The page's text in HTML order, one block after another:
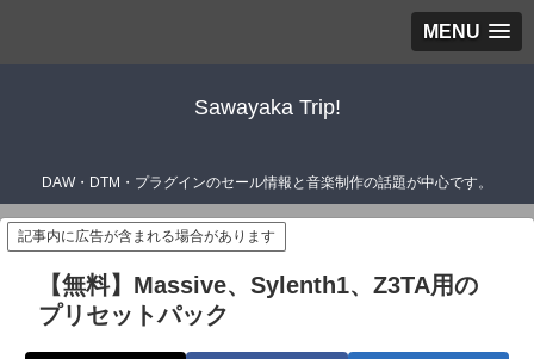
MENU
Sawayaka Trip!
DAW・DTM・プラグインのセール情報と音楽制作の話題が中心です。
記事内に広告が含まれる場合があります
【無料】Massive、Sylenth1、Z3TA用の
プリセットパック